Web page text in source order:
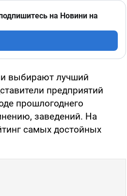
на Новини на
выбирают лучший
предприятий
прошлогоднего
заведений. На
самых достойных